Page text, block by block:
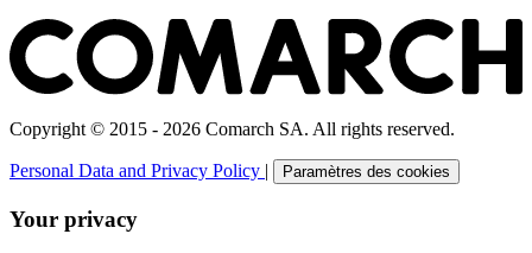
Copyright © 2015 - 2026 Comarch SA. All rights reserved.
Personal Data and Privacy Policy | Paramètres des cookies
Your privacy